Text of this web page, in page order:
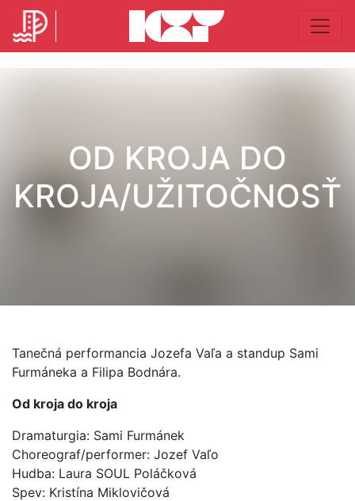
OD KROJA DO
KROJA/UŽITOČNOSŤ
Tanečná performancia Jozefa Vaľa a standup Sami
Furmáneka a Filipa Bodnára.
Od kroja do kroja
Dramaturgia: Sami Furmánek
Choreograf/performer: Jozef Vaľo
Hudba: Laura SOUL Poláčková
Spev: Kristína Miklovičová